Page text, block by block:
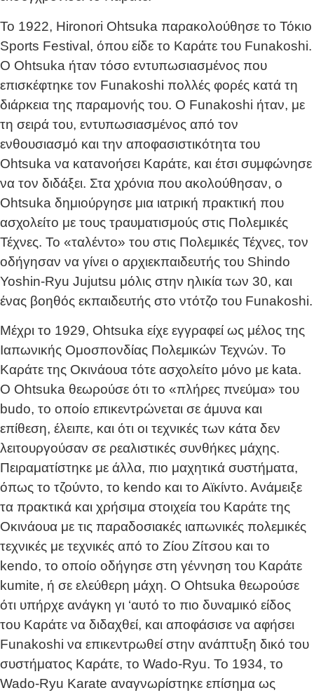
Το 1922, Hironori Ohtsuka παρακολούθησε το Τόκιο
Sports Festival, όπου είδε το Καράτε του Funakoshi.
Ο Ohtsuka ήταν τόσο εντυπωσιασμένος που
επισκέφτηκε τον Funakoshi πολλές φορές κατά τη
διάρκεια της παραμονής του. Ο Funakoshi ήταν, με
τη σειρά του, εντυπωσιασμένος από τον
ενθουσιασμό και την αποφασιστικότητα του
Ohtsuka να κατανοήσει Καράτε, και έτσι συμφώνησε
να τον διδάξει. Στα χρόνια που ακολούθησαν, ο
Ohtsuka δημιούργησε μια ιατρική πρακτική που
ασχολείτο με τους τραυματισμούς στις Πολεμικές
Τέχνες. Το «ταλέντο» του στις Πολεμικές Τέχνες, τον
οδήγησαν να γίνει ο αρχιεκπαιδευτής του Shindo
Yoshin-Ryu Jujutsu μόλις στην ηλικία των 30, και
ένας βοηθός εκπαιδευτής στο ντότζο του Funakoshi.
Μέχρι το 1929, Ohtsuka είχε εγγραφεί ως μέλος της
Ιαπωνικής Ομοσπονδίας Πολεμικών Τεχνών. Το
Καράτε της Οκινάουα τότε ασχολείτο μόνο με kata.
Ο Ohtsuka θεωρούσε ότι το «πλήρες πνεύμα» του
budo, το οποίο επικεντρώνεται σε άμυνα και
επίθεση, έλειπε, και ότι οι τεχνικές των κάτα δεν
λειτουργούσαν σε ρεαλιστικές συνθήκες μάχης.
Πειραματίστηκε με άλλα, πιο μαχητικά συστήματα,
όπως το τζούντο, το kendo και το Αϊκίντο. Ανάμειξε
τα πρακτικά και χρήσιμα στοιχεία του Καράτε της
Οκινάουα με τις παραδοσιακές ιαπωνικές πολεμικές
τεχνικές με τεχνικές από το Ζίου Ζίτσου και το
kendo, το οποίο οδήγησε στη γέννηση του Καράτε
kumite, ή σε ελεύθερη μάχη. Ο Ohtsuka θεωρούσε
ότι υπήρχε ανάγκη γι ‘αυτό το πιο δυναμικό είδος
του Καράτε να διδαχθεί, και αποφάσισε να αφήσει
Funakoshi να επικεντρωθεί στην ανάπτυξη δικό του
συστήματος Καράτε, το Wado-Ryu. Το 1934, το
Wado-Ryu Karate αναγνωρίστηκε επίσημα ως